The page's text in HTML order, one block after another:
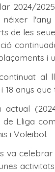
2024/
l'any
de les
i
al
18 anys
Lliga
i Voleibol.
va